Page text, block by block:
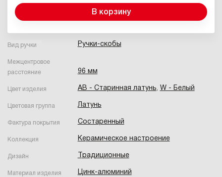
Вид ручки Ручки-скобы
Межцентровое
расстояние
96 мм
Цвет изделия AB - Старинная латунь, W - Белый
Цветовая группа Латунь
Фактура покрытия Состаренный
Коллекция Керамическое настроение
Дизайн Традиционные
Материал изделия Цинк-алюминий
В корзину